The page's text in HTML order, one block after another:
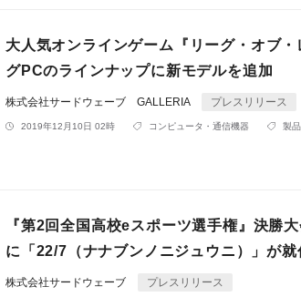
大人気オンラインゲーム『リーグ・オブ
グPCのラインナップに新モデルを追加
株式会社サードウェーブ GALLERIA プレスリリース
2019年12月10日 02時 コンピュータ・通信機器 製品
『第2回全国高校eスポーツ選手権』決勝
に「22/7（ナナブンノニジュウニ）」が就
株式会社サードウェーブ プレスリリース